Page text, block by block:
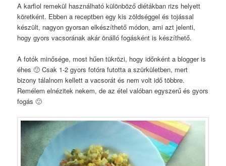
A karfiol remekül használható különböző diétákban rizs helyett
köretként. Ebben a receptben egy kis zöldséggel és tojással
készült, nagyon gyorsan elkészíthető módon, ami azt jelenti,
hogy gyors vacsorának akár önálló fogásként is készíthető.
A fotók minősége, most hűen tükrözi, hogy időnként a blogger is
éhes 🙂 Csak 1-2 gyors fotóra futotta a szürkületben, mert
bizony tálalnom kellett a vacsorát és nem volt idő többre.
Remélem elnézitek nekem, de az étel valóban egyszerű és gyors
fogás 🙂